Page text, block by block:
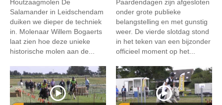
Houtzaagmolen De
Salamander in Leidschendam
duiken we dieper de techniek
in. Molenaar Willem Bogaerts
laat zien hoe deze unieke
historische molen aan de...
Paardendagen zijn afgesloten
onder grote publieke
belangstelling en met gunstig
weer. De vierde slotdag stond
in het teken van een bijzonder
officieel moment op het...